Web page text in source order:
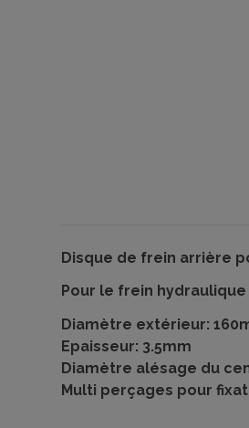
Disque de frein arrière
Pour le frein
Diamètre extérieur:
Epaisseur: 3.5mm
Diamètre alésage du
Multi perçages pour